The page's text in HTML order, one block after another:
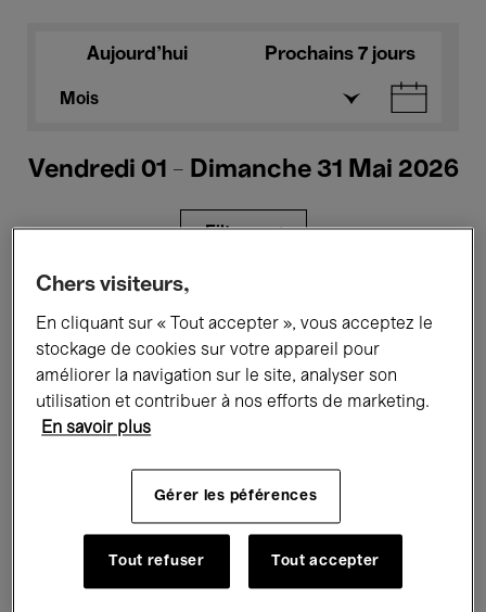
Aujourd'hui Prochains 7 jours
Mois
Vendredi 01 - Dimanche 31 Mai 2026
Filtres
Expositions Films Performances
Rencontres & Débats Jazz
Musique électronique
Pour tous Kids’ Palace
Chers visiteurs,
En cliquant sur « Tout accepter », vous acceptez le
stockage de cookies sur votre appareil pour
améliorer la navigation sur le site, analyser son
utilisation et contribuer à nos efforts de marketing.
En savoir plus
Gérer les péférences
Tout refuser Tout accepter